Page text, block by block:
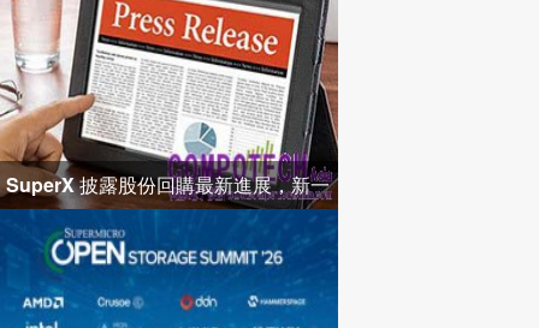
SuperX 披露股份回購最新進展，新一
輪迴購落地堅定長期價值成長